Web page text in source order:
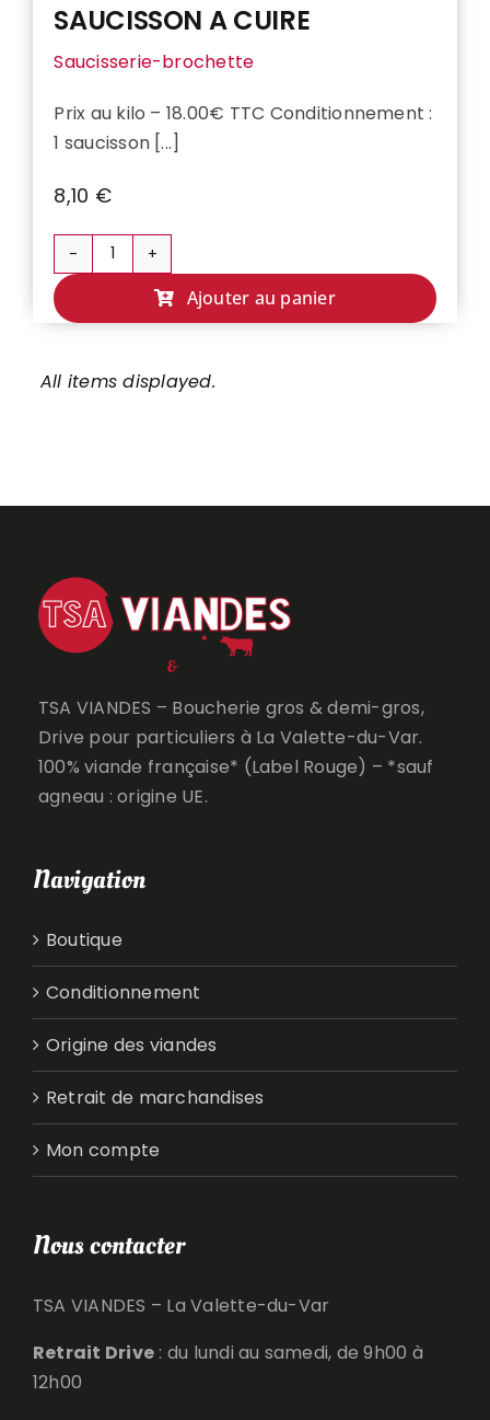
SAUCISSON A CUIRE
Saucisserie-brochette
Prix au kilo – 18.00€ TTC Conditionnement :
1 saucisson [...]
8,10 €
quantité
SAUCISSON
CUIRE
Ajouter au panier
TSA VIANDES – Boucherie gros & demi-gros,
100% viande française* (Label Rouge) – *sauf
agneau : origine UE.
Boutique
Conditionnement
Origine des viandes
Retrait de marchandises
Mon compte
TSA VIANDES – La Valette-du-Var
Retrait Drive: du lundi au samedi, de 9h00 à
Commande en ligne